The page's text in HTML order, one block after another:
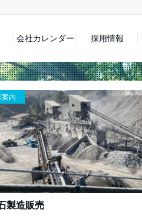
会社カレンダー 採用情報
事業案内
生コン製造販売